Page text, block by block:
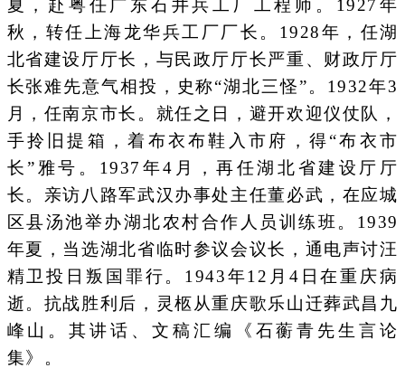
夏，赴粤任广东石井兵工厂工程师。1927年
秋，转任上海龙华兵工厂厂长。1928年，任湖
北省建设厅厅长，与民政厅厅长严重、财政厅厅
长张难先意气相投，史称“湖北三怪”。1932年3
月，任南京市长。就任之日，避开欢迎仪仗队，
手拎旧提箱，着布衣布鞋入市府，得“布衣市
长”雅号。1937年4月，再任湖北省建设厅厅
长。亲访八路军武汉办事处主任董必武，在应城
区县汤池举办湖北农村合作人员训练班。1939
年夏，当选湖北省临时参议会议长，通电声讨汪
精卫投日叛国罪行。1943年12月4日在重庆病
逝。抗战胜利后，灵柩从重庆歌乐山迁葬武昌九
峰山。其讲话、文稿汇编《石蘅青先生言论
集》。